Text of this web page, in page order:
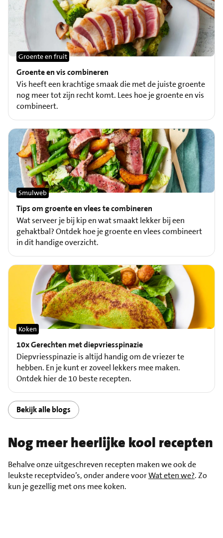
Groente en vis combineren
Groente en fruit
Vis heeft een krachtige smaak die met de juiste groente
nog meer tot zijn recht komt. Lees hoe je groente en vis
combineert.
Tips om groente en vlees te combineren
Smulweb
Wat serveer je bij kip en wat smaakt lekker bij een
gehaktbal? Ontdek hoe je groente en vlees combineert
in dit handige overzicht.
10x Gerechten met diepvriesspinazie
Koken
Diepvriesspinazie is altijd handig om de vriezer te
hebben. En je kunt er zoveel lekkers mee maken.
Ontdek hier de 10 beste recepten.
Bekijk alle blogs
Nog meer heerlijke kool recepten
Behalve onze uitgeschreven recepten maken we ook de
leukste receptvideo’s, onder andere voorWat eten we?. Zo
kun je gezellig met ons mee koken.